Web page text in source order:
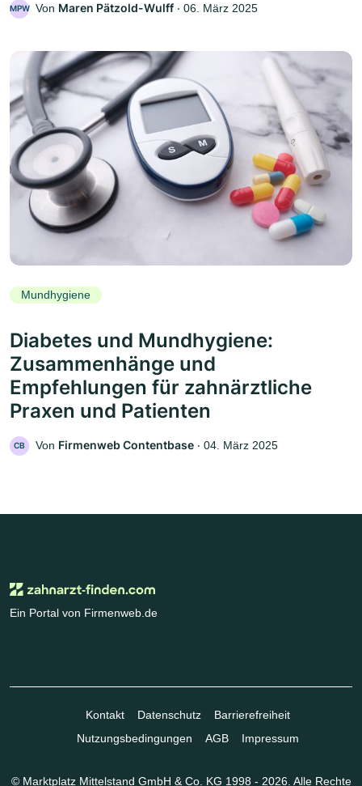
MPW Von Maren Pätzold-Wulff ‧ 06. März 2025
Mundhygiene
Diabetes und Mundhygiene:
Zusammenhänge und
Empfehlungen für zahnärztliche
Praxen und Patienten
CB Von Firmenweb Contentbase ‧ 04. März 2025
Ein Portal von Firmenweb.de
Kontakt Datenschutz
Barrierefreiheit
Nutzungsbedingungen
AGB Impressum
© Marktplatz Mittelstand GmbH & Co. KG 1998 - 2026. Alle Rechte